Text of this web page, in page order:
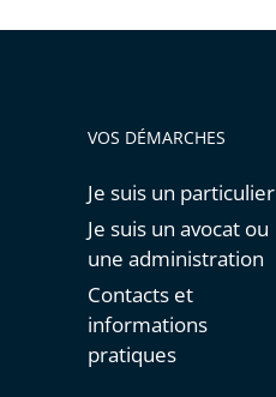
VOS DÉMARCHES
Je suis un particulier
Je suis un avocat ou
une administration
Contacts et
informations
pratiques